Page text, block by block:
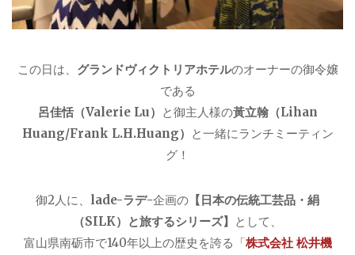
この日は、 グランドヴィクトリアホテルのオーナーの御令嬢
である
呂佳恬（Valerie Lu） と御主人様の黃立翰（Lihan
Huang/Frank L.H.Huang） と一緒にランチミーティン
グ！
御2人に、 lade-ラデ-企画の 【日本の伝統工芸品・絹
（SILK）と旅するシリーズ】
として、
富山県南砺市で140年以上の歴史を誇る「株式会社 松井機